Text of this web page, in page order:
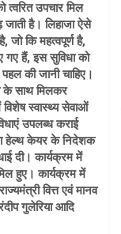
त्वरित उपचार मिल
है। लिहाजा ऐसे
जो कि महत्वपूर्ण है,
हैं, इस सुविधा को
की जानी चाहिए।
के साथ मिलकर
स्वास्थ्य सेवाओं
उपलब्ध कराई
हेल्थ केयर के निदेशक
दी। कार्यक्रम में
हुए। कार्यक्रम में
वित्त एवं मानव
गुलेरिया आदि